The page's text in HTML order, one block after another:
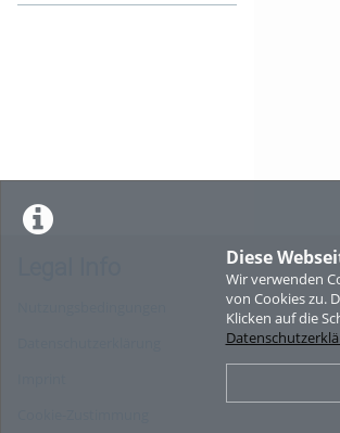
Diese
Wir verwenden
von Cookies zu.
Klicken auf die